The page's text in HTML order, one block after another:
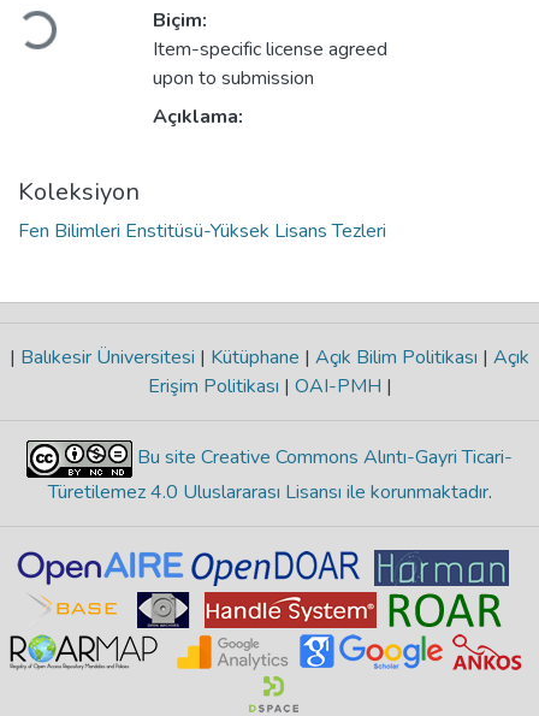
Yükleniyor...
Biçim:
Item-specific license agreed
upon to submission
Açıklama:
Koleksiyon
Fen Bilimleri Enstitüsü-Yüksek Lisans Tezleri
| Balıkesir Üniversitesi | Kütüphane | Açık Bilim Politikası | Açık
Erişim Politikası | OAI-PMH |
Bu site Creative Commons Alıntı-Gayri Ticari-
Türetilemez 4.0 Uluslararası Lisansı ile korunmaktadır.